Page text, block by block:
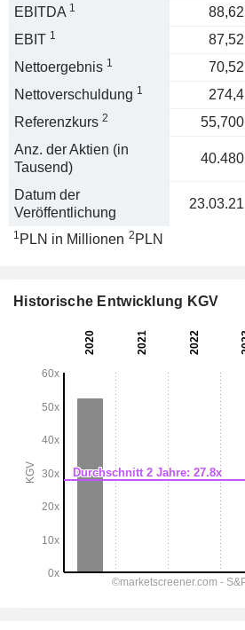
EBITDA 1 88,62
EBIT 1 87,52
Nettoergebnis 1 70,52
Nettoverschuldung 1 274,4
Referenzkurs 2 55,700
Anz. der Aktien (in
Tausend)
40.480
Datum der
Veröffentlichung
23.03.21
1 PLN in Millionen 2 PLN
Historische Entwicklung KGV